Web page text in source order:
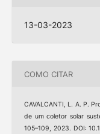
13-03-2023
COMO CITAR
CAVALCANTI, L. A. P.
de um coletor solar
105–109, 2023. DOI: